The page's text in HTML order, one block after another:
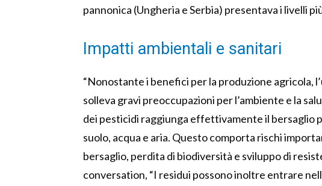
pannonica (Ungheria e Serbia) presentava i livelli
Impatti ambientali e sanitari
“Nonostante i benefici per la produzione agricola,
solleva gravi preoccupazioni per l’ambiente e la
dei pesticidi raggiunga effettivamente il bersaglio
suolo, acqua e aria. Questo comporta rischi
bersaglio, perdita di biodiversità e sviluppo di
conversation, “I residui possono inoltre entrare